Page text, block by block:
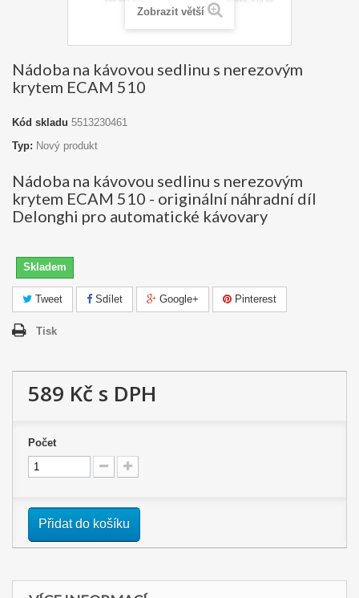
Zobrazit větší
Nádoba na kávovou sedlinu s nerezovým
krytem ECAM 510
Kód skladu 5513230461
Typ: Nový produkt
Nádoba na kávovou sedlinu s nerezovým
krytem ECAM 510 - originální náhradní díl
Delonghi pro automatické kávovary
Skladem
Tweet Sdílet Google+ Pinterest
Tisk
589 Kč s DPH
Počet
Přidat do košíku